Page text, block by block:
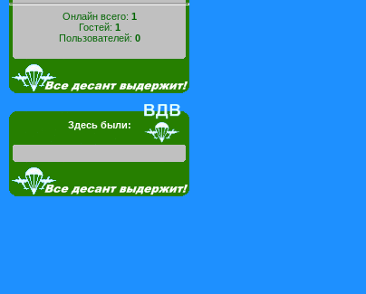
Онлайн всего: 1
Гостей: 1
Пользователей: 0
Здесь были: